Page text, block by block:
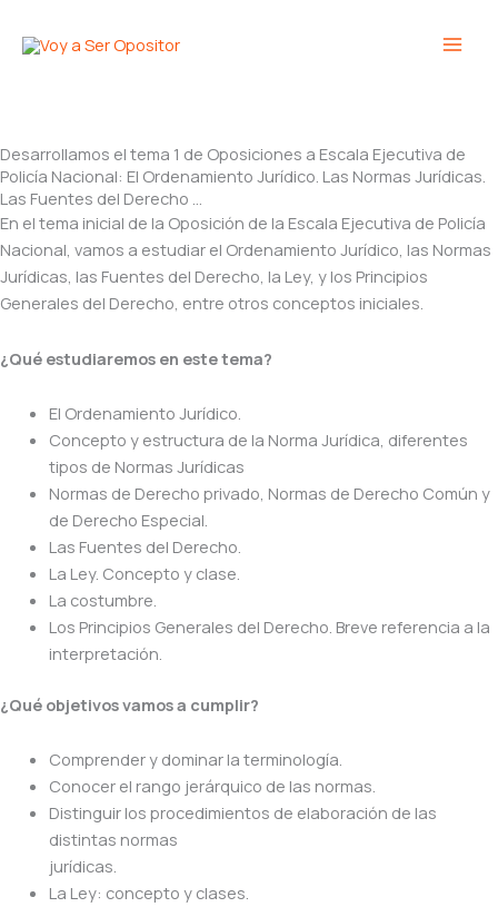
Desarrollamos el tema 1 de Oposiciones a Escala Ejecutiva de
Policía Nacional: El Ordenamiento Jurídico. Las Normas Jurídicas.
Las Fuentes del Derecho …
En el tema inicial de la Oposición de la Escala Ejecutiva de Policía
Nacional, vamos a estudiar el Ordenamiento Jurídico, las Normas
Jurídicas, las Fuentes del Derecho, la Ley, y los Principios
Generales del Derecho, entre otros conceptos iniciales.
¿Qué estudiaremos en este tema?
El Ordenamiento Jurídico.
Concepto y estructura de la Norma Jurídica, diferentes
tipos de Normas Jurídicas
Normas de Derecho privado, Normas de Derecho Común y
de Derecho Especial.
Las Fuentes del Derecho.
La Ley. Concepto y clase.
La costumbre.
Los Principios Generales del Derecho. Breve referencia a la
interpretación.
¿Qué objetivos vamos a cumplir?
Comprender y dominar la terminología.
Conocer el rango jerárquico de las normas.
Distinguir los procedimientos de elaboración de las
distintas normas
jurídicas.
La Ley: concepto y clases.